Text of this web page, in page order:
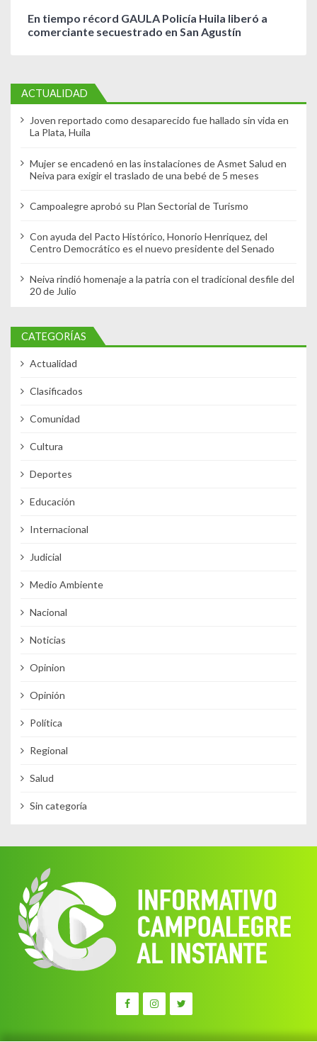
En tiempo récord GAULA Policía Huila liberó a
comerciante secuestrado en San Agustín
ACTUALIDAD
Joven reportado como desaparecido fue hallado sin vida en
La Plata, Huila
Mujer se encadenó en las instalaciones de Asmet Salud en
Neiva para exigir el traslado de una bebé de 5 meses
Campoalegre aprobó su Plan Sectorial de Turismo
Con ayuda del Pacto Histórico, Honorio Henriquez, del
Centro Democrático es el nuevo presidente del Senado
Neiva rindió homenaje a la patria con el tradicional desfile del
20 de Julio
CATEGORÍAS
Actualidad
Clasificados
Comunidad
Cultura
Deportes
Educación
Internacional
Judicial
Medio Ambiente
Nacional
Noticias
Opinion
Opinión
Política
Regional
Salud
Sin categoría